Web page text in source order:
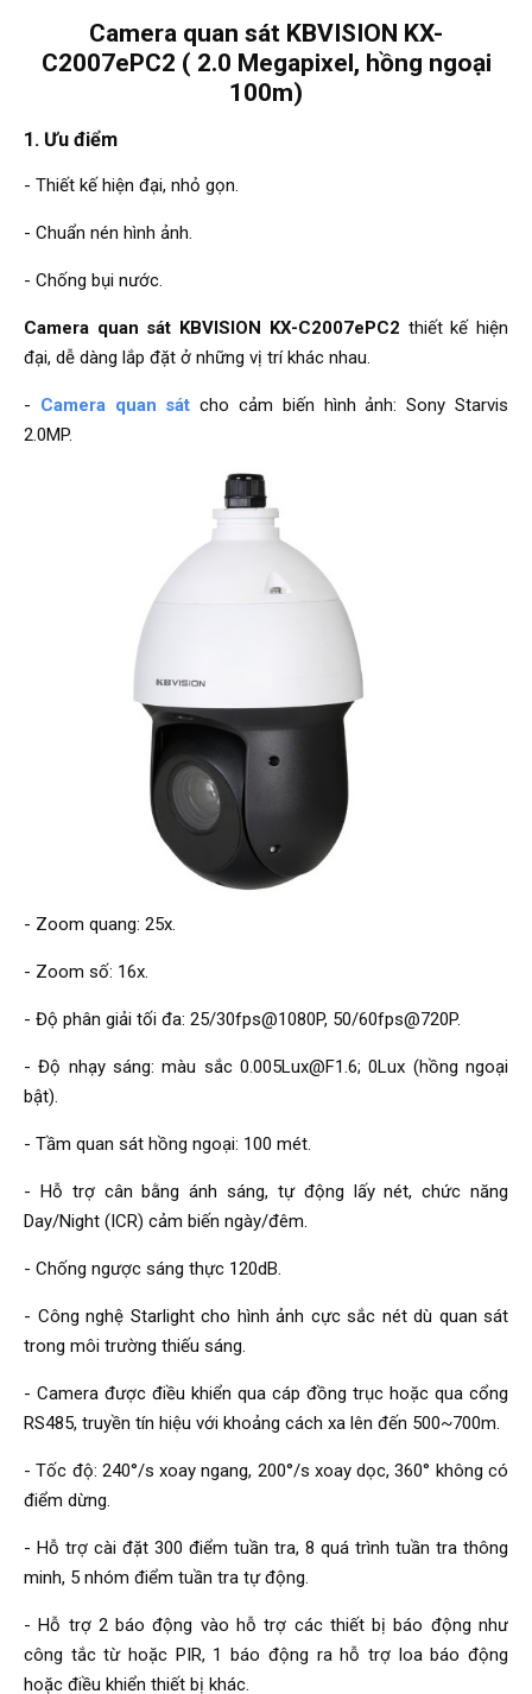
Camera quan sát KBVISION KX-
C2007ePC2 ( 2.0 Megapixel, hồng ngoại
100m)
1. Ưu điểm
- Thiết kế hiện đại, nhỏ gọn.
- Chuẩn nén hình ảnh.
- Chống bụi nước.
Camera quan sát KBVISION KX-C2007ePC2 thiết kế hiện
đại, dễ dàng lắp đặt ở những vị trí khác nhau.
- Camera quan sát cho cảm biến hình ảnh: Sony Starvis
2.0MP.
- Zoom quang: 25x.
- Zoom số: 16x.
- Độ phân giải tối đa: 25/30fps@1080P, 50/60fps@720P.
- Độ nhạy sáng: màu sắc 0.005Lux@F1.6; 0Lux (hồng ngoại
bật).
- Tầm quan sát hồng ngoại: 100 mét.
- Hỗ trợ cân bằng ánh sáng, tự động lấy nét, chức năng
Day/Night (ICR) cảm biến ngày/đêm.
- Chống ngược sáng thực 120dB.
- Công nghệ Starlight cho hình ảnh cực sắc nét dù quan sát
trong môi trường thiếu sáng.
- Camera được điều khiển qua cáp đồng trục hoặc qua cổng
RS485, truyền tín hiệu với khoảng cách xa lên đến 500~700m.
- Tốc độ: 240°/s xoay ngang, 200°/s xoay dọc, 360° không có
điểm dừng.
- Hỗ trợ cài đặt 300 điểm tuần tra, 8 quá trình tuần tra thông
minh, 5 nhóm điểm tuần tra tự động.
- Hỗ trợ 2 báo động vào hỗ trợ các thiết bị báo động như
công tắc từ hoặc PIR, 1 báo động ra hỗ trợ loa báo động
hoặc điều khiển thiết bị khác.